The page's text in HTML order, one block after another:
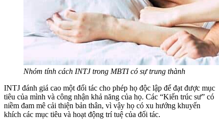
Nhóm tính cách INTJ trong MBTI có sự trung thành
INTJ đánh giá cao một đối tác cho phép họ độc lập để đạt được mục
tiêu của mình và công nhận khả năng của họ. Các “Kiến trúc sư” có
niềm đam mê cải thiện bản thân, vì vậy họ có xu hướng khuyến
khích các mục tiêu và hoạt động trí tuệ của đối tác.